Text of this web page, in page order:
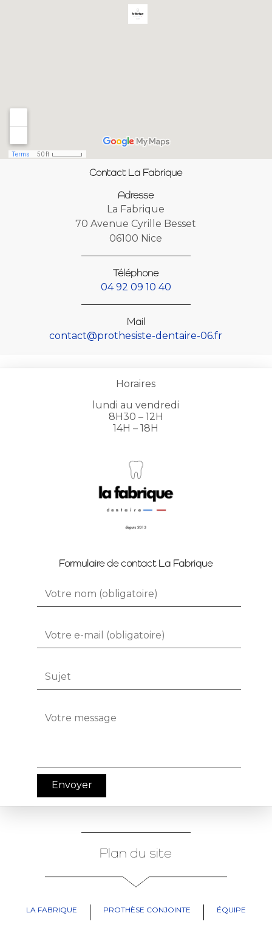
Contact La Fabrique
Adresse
La Fabrique
70 Avenue Cyrille Besset
06100 Nice
Téléphone
04 92 09 10 40
Mail
contact@prothesiste-dentaire-06.fr
Horaires
lundi au vendredi
8H30 – 12H
14H – 18H
Formulaire de contact La Fabrique
Alternative:
Plan du site
LA FABRIQUE PROTHÈSE CONJOINTE ÉQUIPE